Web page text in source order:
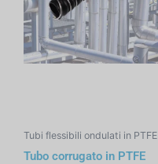
Tubi flessibili ondulati in PTFE
Tubo corrugato in PTFE